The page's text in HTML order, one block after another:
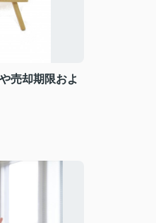
売却期限およ